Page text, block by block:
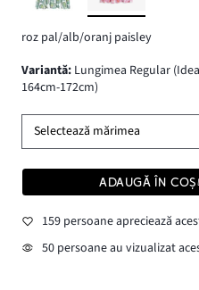
roz pal/alb/oranj paisley
variantă: Lungimea Regular
164cm-172cm)
Selectează mărimea
ADAUGĂ ÎN COȘ
159 persoane apreciează
50 persoane au vizualizat